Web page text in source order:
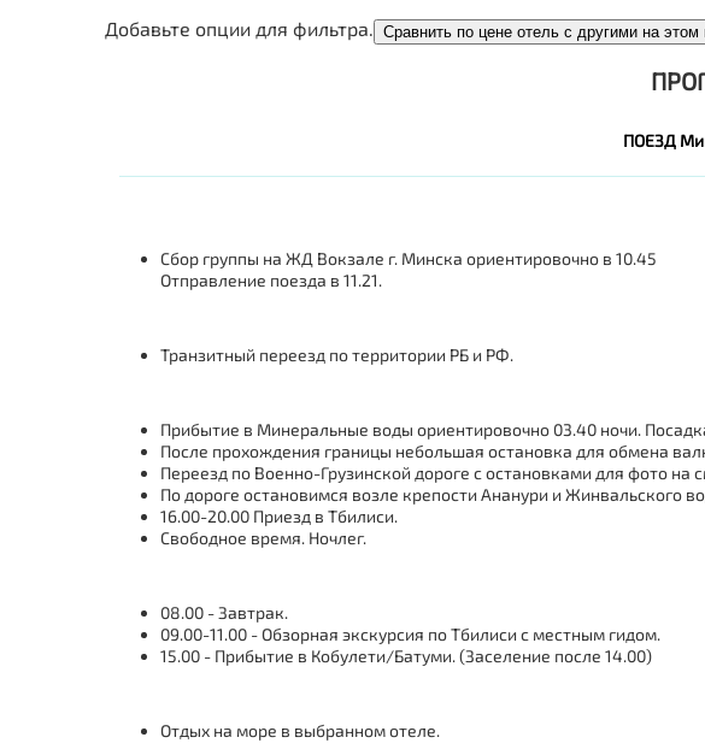
Добавьте опции для фильтра. Сравнить по цене отель с другими на этом
ПОЕЗД
Сбор группы на ЖД Вокзале г. Минска ориентировочно в 10.45
Отправление поезда в 11.21.
Транзитный переезд по территории РБ и РФ.
Прибытие в Минеральные воды ориентировочно 03.40 ночи.
После прохождения границы небольшая остановка для обмена
Переезд по Военно-Грузинской дороге с остановками для фото
По дороге остановимся возле крепости Ананури и Жинвальского
16.00-20.00 Приезд в Тбилиси.
Свободное время. Ночлег.
08.00 - Завтрак.
09.00-11.00 - Обзорная экскурсия по Тбилиси с местным гидом.
15.00 - Прибытие в Кобулети/Батуми. (Заселение после 14.00)
Отдых на море в выбранном отеле.